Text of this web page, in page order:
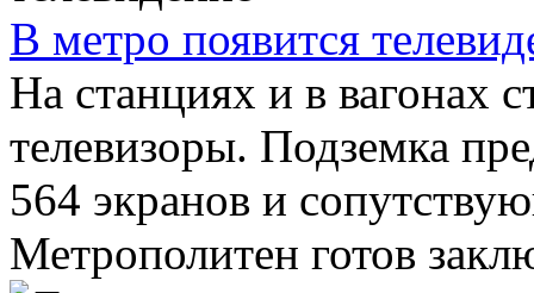
В метро появится
На станциях и в вагонах
телевизоры. Подземка
564 экранов и
Метрополитен готов